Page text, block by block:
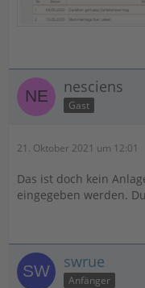
nesciens
Gast
21. Oktober 2021 um 12:01
Das ist doch kein
eingegeben werden.
swrue
Anfänger